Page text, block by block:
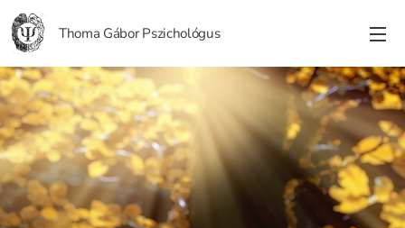
Thoma Gábor Pszichológus